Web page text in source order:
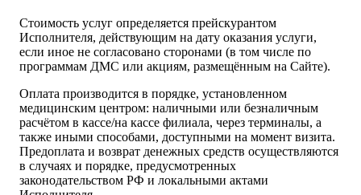
Стоимость услуг определяется прейскурантом
Исполнителя, действующим на дату оказания услуги,
если иное не согласовано сторонами (в том числе по
программам ДМС или акциям, размещённым на Сайте).
Оплата производится в порядке, установленном
медицинским центром: наличными или безналичным
расчётом в кассе/на кассе филиала, через терминалы, а
также иными способами, доступными на момент визита.
Предоплата и возврат денежных средств осуществляются
в случаях и порядке, предусмотренных
законодательством РФ и локальными актами